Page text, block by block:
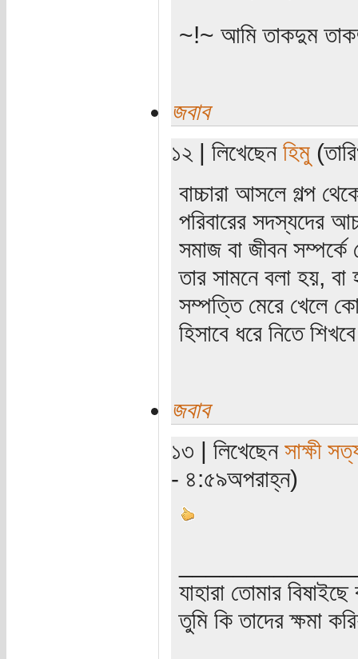
~!~ আমি তাকদুম
জবাব
১২ | লিখেছেন হিমু
বাচ্চারা আসলে গল্প
পরিবারের সদস্যদের
সমাজ বা জীবন
তার সামনে বলা হয়, বা
সম্পত্তি মেরে খেলে
হিসাবে ধরে নিতে
জবাব
১৩ | লিখেছেন সাক্ষী
- ৪:৫৯অপরাহ্ন)
যাহারা তোমার
তুমি কি তাদের ক্ষমা